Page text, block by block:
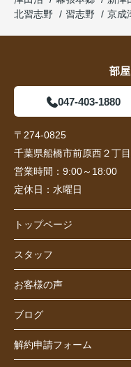
北習志野
習志野 京成
部
047-403-1880
〒274-0825
千葉県船橋市前原西２丁
営業時間： 9:00～18:00
定休日： 水曜日
トップページ
スタッフ
お客様の声
ブログ
解約申請フォーム